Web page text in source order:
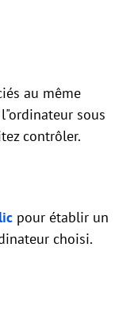
au même
sous
contrôler.
pour établir un
choisi.